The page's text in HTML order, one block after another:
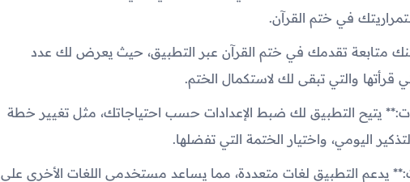
في ختم القرآن.
متابعة تقدمك في ختم القرآن عبر التطبيق، حيث يعرض لك عدد
قرأتها والتي تبقى لك لاستكمال الختم.
يتيح التطبيق لك ضبط الإعدادات حسب احتياجاتك، مثل تغيير خطة
اليومي، واختيار الختمة التي تفضلها.
يدعم التطبيق لغات متعددة، مما يساعد مستخدمي اللغات الأخرى على